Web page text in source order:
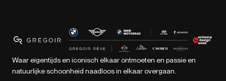
Waar eigentijds en iconisch elkaar ontmoeten en passie en
natuurlijke schoonheid naadloos in elkaar overgaan.